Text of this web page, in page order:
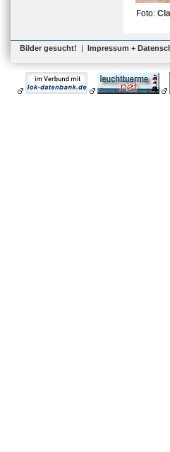
Foto:
Bilder gesucht! | Impressum +